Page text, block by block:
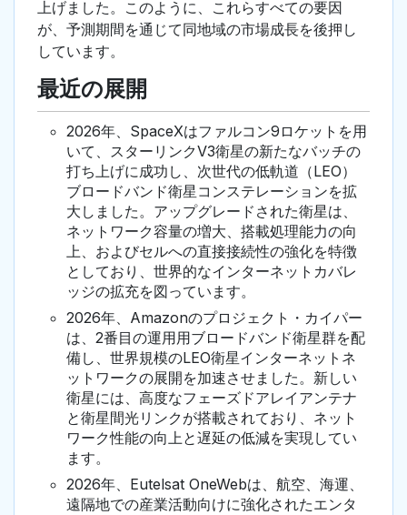
上げました。このように、これらすべての要因
が、予測期間を通じて同地域の市場成長を後押し
しています。
最近の展開
2026年、SpaceXはファルコン9ロケットを用
いて、スターリンクV3衛星の新たなバッチの
打ち上げに成功し、次世代の低軌道（LEO）
ブロードバンド衛星コンステレーションを拡
大しました。アップグレードされた衛星は、
ネットワーク容量の増大、搭載処理能力の向
上、およびセルへの直接接続性の強化を特徴
としており、世界的なインターネットカバレ
ッジの拡充を図っています。
2026年、Amazonのプロジェクト・カイパー
は、2番目の運用用ブロードバンド衛星群を配
備し、世界規模のLEO衛星インターネットネ
ットワークの展開を加速させました。新しい
衛星には、高度なフェーズドアレイアンテナ
と衛星間光リンクが搭載されており、ネット
ワーク性能の向上と遅延の低減を実現してい
ます。
2026年、Eutelsat OneWebは、航空、海運、
遠隔地での産業活動向けに強化されたエンタ